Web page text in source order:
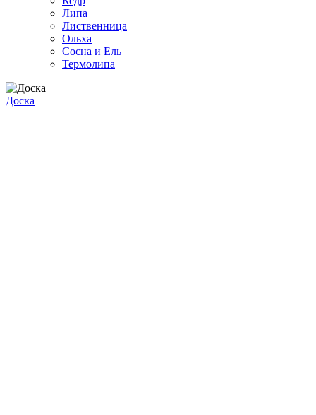
Липа
Лиственница
Ольха
Сосна и Ель
Термолипа
Доска